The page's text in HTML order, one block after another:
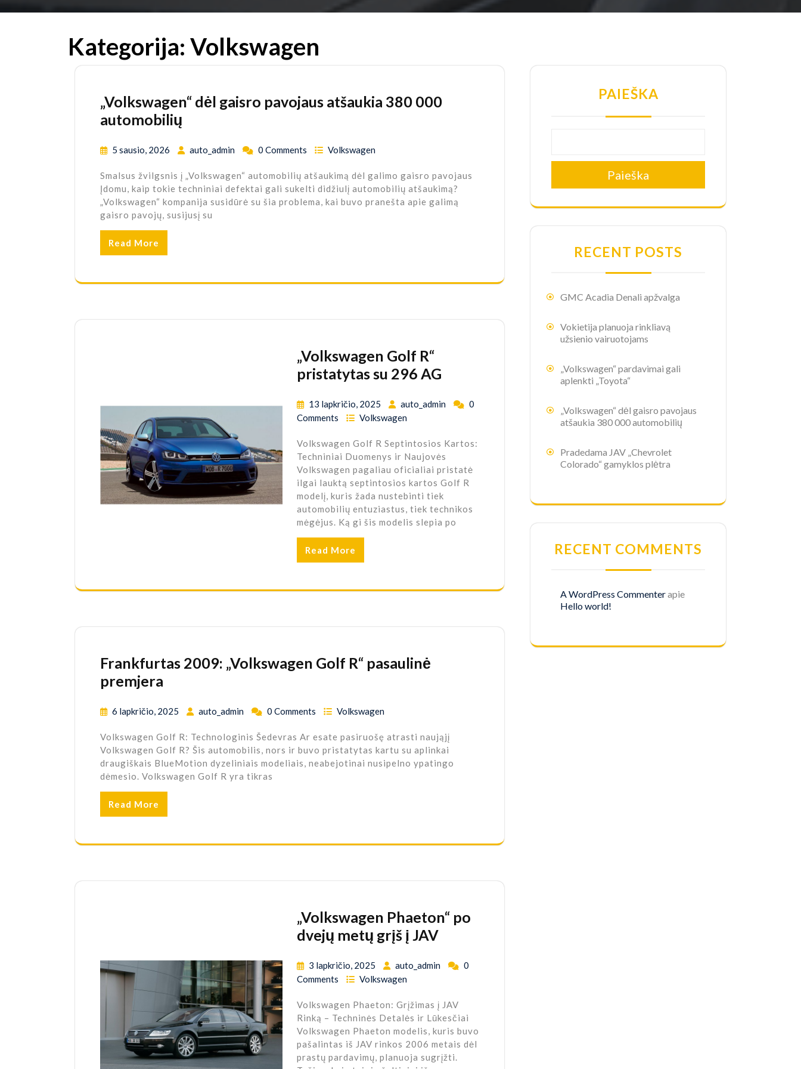
Kategorija: Volkswagen
„Volkswagen“ dėl gaisro pavojaus atšaukia 380 000
automobilių
5 sausio, 2026 auto_admin 0 Comments Volkswagen
Smalsus žvilgsnis į „Volkswagen“ automobilių atšaukimą dėl galimo gaisro pavojaus
Įdomu, kaip tokie techniniai defektai gali sukelti didžiulį automobilių atšaukimą?
„Volkswagen“ kompanija susidūrė su šia problema, kai buvo pranešta apie galimą
gaisro pavojų, susijusį su
Read More
„Volkswagen Golf R“
pristatytas su 296 AG
13 lapkričio, 2025 auto_admin
0
Comments
Volkswagen
Volkswagen Golf R Septintosios Kartos:
Techniniai Duomenys ir Naujovės
Volkswagen pagaliau oficialiai pristatė
ilgai lauktą septintosios kartos Golf R
modelį, kuris žada nustebinti tiek
automobilių entuziastus, tiek technikos
mėgėjus. Ką gi šis modelis slepia po
Read More
Frankfurtas 2009: „Volkswagen Golf R“ pasaulinė
premjera
6 lapkričio, 2025 auto_admin 0 Comments Volkswagen
Volkswagen Golf R: Technologinis Šedevras Ar esate pasiruošę atrasti naująjį
Volkswagen Golf R? Šis automobilis, nors ir buvo pristatytas kartu su aplinkai
draugiškais BlueMotion dyzeliniais modeliais, neabejotinai nusipelno ypatingo
dėmesio. Volkswagen Golf R yra tikras
Read More
„Volkswagen Phaeton“ po
dvejų metų grįš į JAV
3 lapkričio, 2025 auto_admin
0
Comments
Volkswagen
Volkswagen Phaeton: Grįžimas į JAV
Rinką – Techninės Detalės ir Lūkesčiai
Volkswagen Phaeton modelis, kuris buvo
pašalintas iš JAV rinkos 2006 metais dėl
prastų pardavimų, planuoja sugrįžti.
PAIEŠKA
Paieška
RECENT POSTS
GMC Acadia Denali apžvalga
Vokietija planuoja rinkliavą
užsienio vairuotojams
„Volkswagen“ pardavimai gali
aplenkti „Toyota“
„Volkswagen“ dėl gaisro pavojaus
atšaukia 380 000 automobilių
Pradedama JAV „Chevrolet
Colorado“ gamyklos plėtra
RECENT COMMENTS
A WordPress Commenterapie
Hello world!